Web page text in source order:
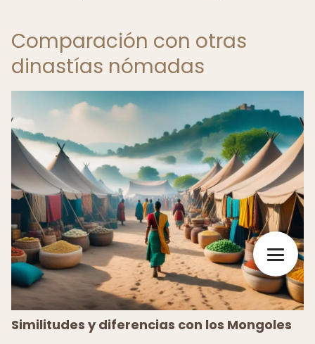
Comparación con otras
dinastías nómadas
Similitudes y diferencias con los Mongoles